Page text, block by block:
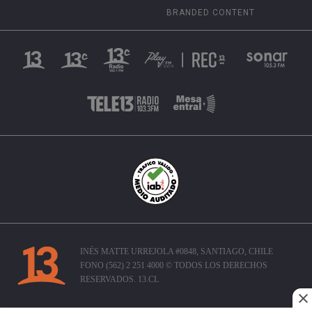
BRANDED CONTENT
INÉS MATTE URREJOLA #0848, SANTIAGO, CHILE
FONO (562) 2 251 4000 © TODOS LOS DERECHOS
RESERVADOS. 13.CL